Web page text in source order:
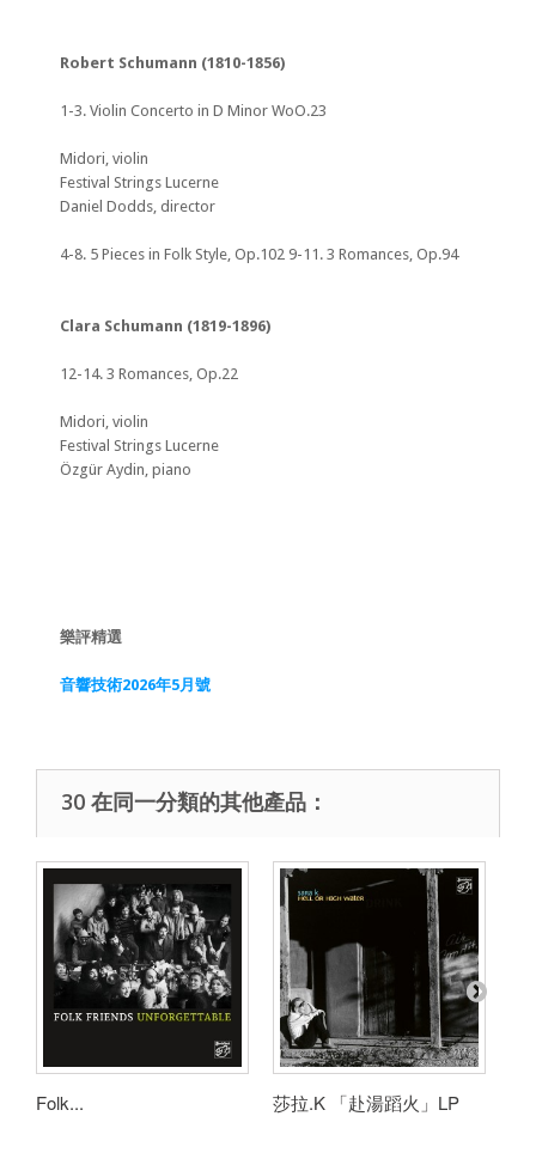
Robert Schumann (1810-1856)
1-3. Violin Concerto in D Minor WoO.23
Midori, violin
Festival Strings Lucerne
Daniel Dodds, director
4-8. 5 Pieces in Folk Style, Op.102 9-11. 3 Romances, Op.94
Clara Schumann (1819-1896)
12-14. 3 Romances, Op.22
Midori, violin
Festival Strings Lucerne
Özgür Aydin, piano
樂評精選
音響技術2026年5月號
30 在同一分類的其他產品：
Folk... 莎拉.K 「赴湯蹈火」LP